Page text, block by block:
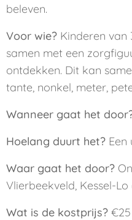
beleven.
Voor wie? Kinderen van
samen met een
ontdekken. Dit kan
tante, nonkel, meter,
Wanneer gaat het
Hoelang duurt het? Een
Waar gaat het door?
Vlierbeekveld, Kessel-
Wat is de kostprijs?